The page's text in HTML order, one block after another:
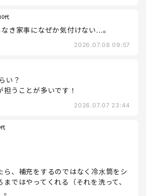
代
き家事になぜか気付けない...。
2026.07.08 09:57
い？
うことが多いです！
2026.07.07 23:44
ら、補充をするのではなく冷水筒をシ
まではやってくれる（それを洗って、